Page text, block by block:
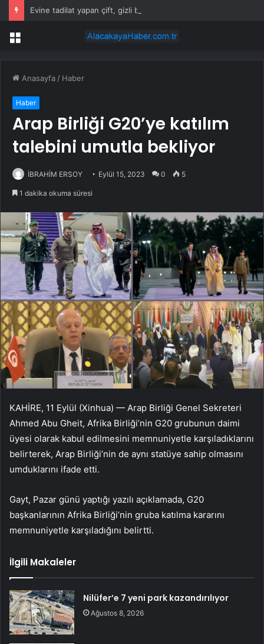
Menü
Anasayfa / Haber
Haber
Arap Birliği G20’ye katılım
talebini umutla bekliyor
İBRAHİM ERSOY Eylül 15, 2023 0 5
1 dakika okuma süresi
KAHİRE, 11 Eylül (Xinhua) — Arap Birliği Genel Sekreteri
Ahmed Abu Gheit, Afrika Birliği’nin G20 grubunun daimi
üyesi olarak kabul edilmesini memnuniyetle karşıladıklarını
belirterek, Arap Birliği’nin de aynı statüye sahip olmasını
umduklarını ifade etti.
Gayt, Pazar günü yaptığı yazılı açıklamada, G20
başkanlarının Afrika Birliği’nin gruba katılma kararını
memnuniyetle karşıladığını belirtti.
İlgili Makaleler
Nilüfer’e 7 yeni park kazandırılıyor
Ağustos 8, 2026